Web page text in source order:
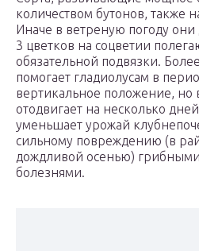
количеством бутонов, также
Иначе в ветреную погоду
3 цветков на соцветии
обязательной подвязки.
помогает гладиолусам в
вертикальное положение, но
отодвигает на несколько
уменьшает урожай
сильному повреждению (в
дождливой осенью)
болезнями.